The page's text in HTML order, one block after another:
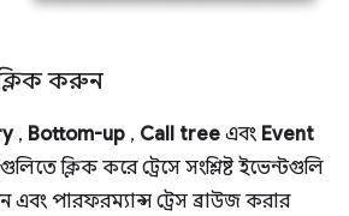
করুন
, Bottom-up , Call tree এবং Event
ক্লিক করে ট্রেসে সংশ্লিষ্ট ইভেন্টগুলি
পারফরম্যান্স ট্রেস ব্রাউজ করার